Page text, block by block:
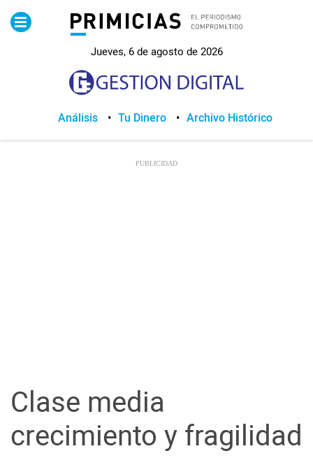
Jueves, 6 de agosto de 2026
Lo Último
Política
Sociedad
Análisis Tu Dinero Archivo Histórico
Clase media
crecimiento y fragilidad